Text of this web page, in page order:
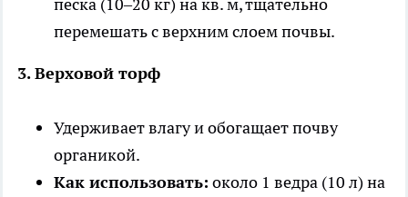
перемешать с верхним слоем почвы.
3. Верховой торф
Удерживает влагу и обогащает почву
органикой.
Как использовать: около 1 ведра (10 л) на